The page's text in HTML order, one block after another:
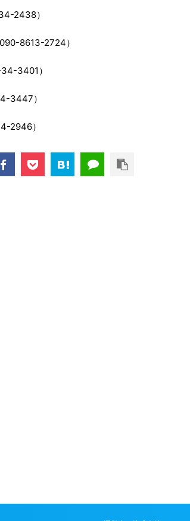
2438）
8613-2724）
3401）
3447）
2946）